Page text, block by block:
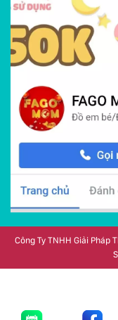
Công Ty TNHH Giải Pháp